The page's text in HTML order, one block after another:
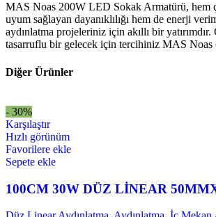
MAS Noas 200W LED Sokak Armatürü, hem
uyum sağlayan dayanıklılığı hem de enerji
aydınlatma projeleriniz için akıllı bir
tasarruflu bir gelecek için tercihiniz MAS Noas
Diğer Ürünler
- 30%
Karşılaştır
Hızlı görünüm
Favorilere ekle
Sepete ekle
100CM 30W DÜZ LİNEAR